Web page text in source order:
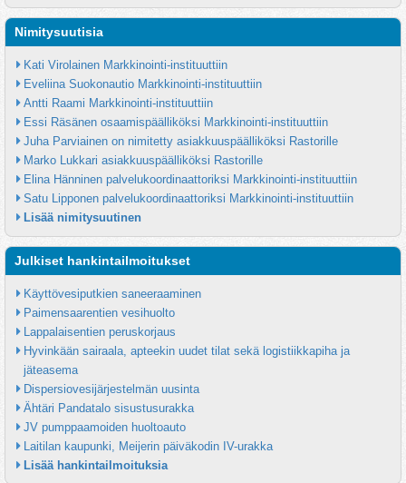
Nimitysuutisia
Kati Virolainen Markkinointi-instituuttiin
Eveliina Suokonautio Markkinointi-instituuttiin
Antti Raami Markkinointi-instituuttiin
Essi Räsänen osaamispäälliköksi Markkinointi-instituuttiin
Juha Parviainen on nimitetty asiakkuuspäälliköksi Rastorille
Marko Lukkari asiakkuuspäälliköksi Rastorille
Elina Hänninen palvelukoordinaattoriksi Markkinointi-instituuttiin
Satu Lipponen palvelukoordinaattoriksi Markkinointi-instituuttiin
Lisää nimitysuutinen
Julkiset hankintailmoitukset
Käyttövesiputkien saneeraaminen
Paimensaarentien vesihuolto
Lappalaisentien peruskorjaus
Hyvinkään sairaala, apteekin uudet tilat sekä logistiikkapiha ja
jäteasema
Dispersiovesijärjestelmän uusinta
Ähtäri Pandatalo sisustusurakka
JV pumppaamoiden huoltoauto
Laitilan kaupunki, Meijerin päiväkodin IV-urakka
Lisää hankintailmoituksia